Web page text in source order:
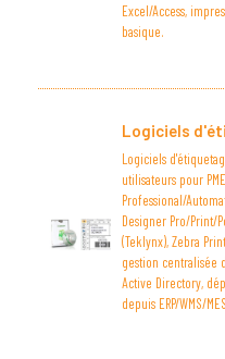
Excel/Access,
basique.
Logiciels
Logiciels
utilisateurs pour
Professional/
Designer Pro/Print/
(Teklynx), Zebra
gestion centralisée
Active Directory,
depuis ERP/WMS/